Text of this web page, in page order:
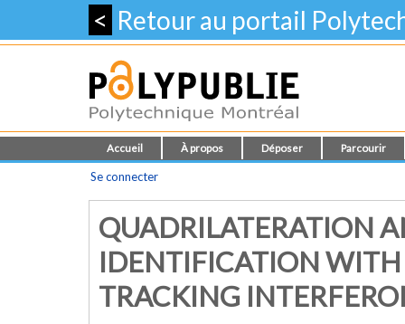
< Retour au portail
Accueil À propos Déposer Parcourir
Se connecter
QUADRILATERATION
IDENTIFICATION WITH
TRACKING